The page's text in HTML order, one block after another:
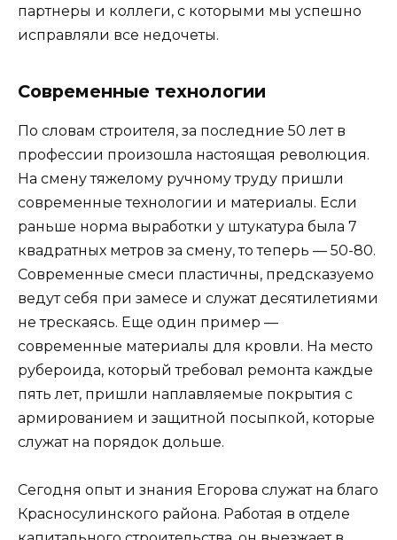
партнеры и коллеги, с которыми мы успешно
исправляли все недочеты.
Современные технологии
По словам строителя, за последние 50 лет в
профессии произошла настоящая революция.
На смену тяжелому ручному труду пришли
современные технологии и материалы. Если
раньше норма выработки у штукатура была 7
квадратных метров за смену, то теперь — 50-80.
Современные смеси пластичны, предсказуемо
ведут себя при замесе и служат десятилетиями
не трескаясь. Еще один пример —
современные материалы для кровли. На место
рубероида, который требовал ремонта каждые
пять лет, пришли наплавляемые покрытия с
армированием и защитной посыпкой, которые
служат на порядок дольше.
Сегодня опыт и знания Егорова служат на благо
Красносулинского района. Работая в отделе